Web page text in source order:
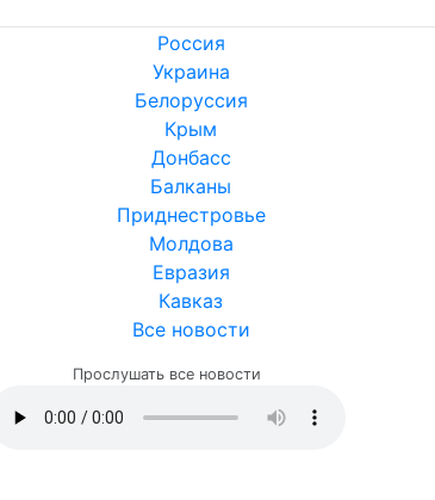
Россия
Украина
Белоруссия
Крым
Донбасс
Балканы
Приднестровье
Молдова
Евразия
Кавказ
Все новости
Прослушать все новости